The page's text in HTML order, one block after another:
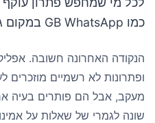
כמו GB WhatsApp במקום גישת מעקב ייעודית
הנקודה האחרונה חשובה.
ופתרונות לא רשמיים מוזכרים
מעקב, אבל הם פותרים בעיה
שונה לגמרי של שאלות על